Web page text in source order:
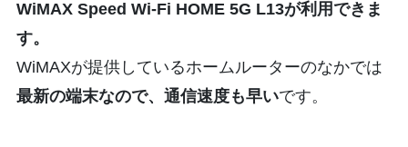
WiMAX Speed Wi-Fi HOME 5G L13が利用できま
す。
WiMAXが提供しているホームルーターのなかでは
最新の端末なので、通信速度も早いです。